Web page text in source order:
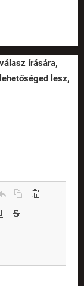
írására,
lesz,